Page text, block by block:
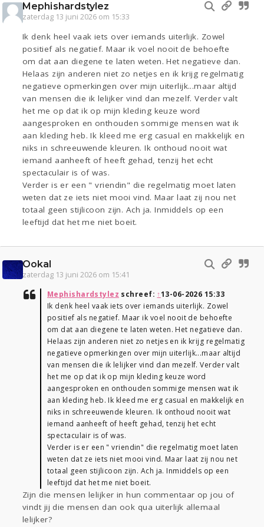
Mephishardstylez
zaterdag 13 juni 2026 om 15:33
Ik denk heel vaak iets over iemands uiterlijk. Zowel
positief als negatief. Maar ik voel nooit de behoefte
om dat aan diegene te laten weten. Het negatieve dan.
Helaas zijn anderen niet zo netjes en ik krijg regelmatig
negatieve opmerkingen over mijn uiterlijk...maar altijd
van mensen die ik lelijker vind dan mezelf. Verder valt
het me op dat ik op mijn kleding keuze word
aangesproken en onthouden sommige mensen wat ik
aan kleding heb. Ik kleed me erg casual en makkelijk en
niks in schreeuwende kleuren. Ik onthoud nooit wat
iemand aanheeft of heeft gehad, tenzij het echt
spectaculair is of was.
Verder is er een " vriendin" die regelmatig moet laten
weten dat ze iets niet mooi vind. Maar laat zij nou net
totaal geen stijlicoon zijn. Ach ja. Inmiddels op een
leeftijd dat het me niet boeit.
Ookal
zaterdag 13 juni 2026 om 15:41
Mephishardstylez schreef: ↑13-06-2026 15:33
Ik denk heel vaak iets over iemands uiterlijk. Zowel
positief als negatief. Maar ik voel nooit de behoefte
om dat aan diegene te laten weten. Het negatieve dan.
Helaas zijn anderen niet zo netjes en ik krijg regelmatig
negatieve opmerkingen over mijn uiterlijk...maar altijd
van mensen die ik lelijker vind dan mezelf. Verder valt
het me op dat ik op mijn kleding keuze word
aangesproken en onthouden sommige mensen wat ik
aan kleding heb. Ik kleed me erg casual en makkelijk en
niks in schreeuwende kleuren. Ik onthoud nooit wat
iemand aanheeft of heeft gehad, tenzij het echt
spectaculair is of was.
Verder is er een " vriendin" die regelmatig moet laten
weten dat ze iets niet mooi vind. Maar laat zij nou net
totaal geen stijlicoon zijn. Ach ja. Inmiddels op een
leeftijd dat het me niet boeit.
Zijn die mensen lelijker in hun commentaar op jou of
vindt jij die mensen dan ook qua uiterlijk allemaal
lelijker?